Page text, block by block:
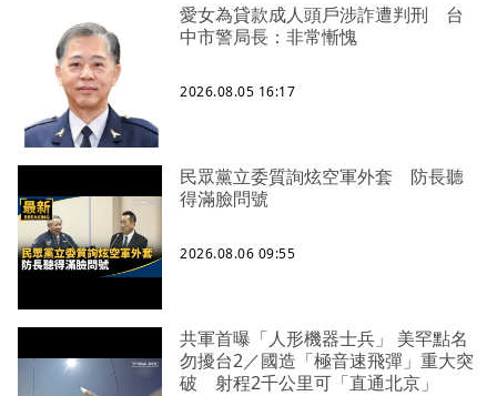
愛女為貸款成人頭戶涉詐遭判刑 台
中市警局長：非常慚愧
2026.08.05 16:17
民眾黨立委質詢炫空軍外套 防長聽
得滿臉問號
2026.08.06 09:55
共軍首曝「人形機器士兵」 美罕點名
勿擾台2／國造「極音速飛彈」重大突
破 射程2千公里可「直通北京」